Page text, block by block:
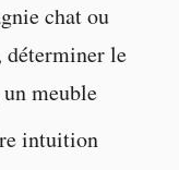
chat ou
le
meuble
intuition